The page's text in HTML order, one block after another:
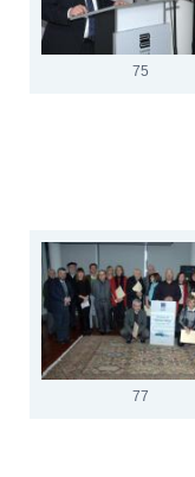
75
77